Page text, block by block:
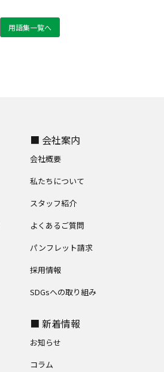
用語集一覧へ
■ 会社案内
会社概要
私たちについて
スタッフ紹介
よくあるご質問
パンフレット請求
採用情報
SDGsへの取り組み
■ 新着情報
お知らせ
コラム